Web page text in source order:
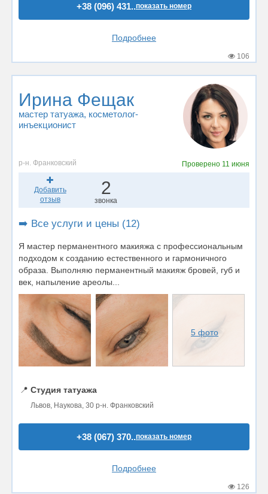
+38 (096) 431..показать номер
Подробнее
106
Ирина Фещак
мастер татуажа, косметолог-
инъекционист
р-н. Франковский Проверено 11 июня
Добавить
отзыв
2
звонка
➡️ Все услуги и цены (12)
Я мастер перманентного макияжа с профессиональным
подходом к созданию естественного и гармоничного
образа. Выполняю перманентный макияж бровей, губ и
век, напыление ареолы...
5 фото
📍 Студия татуажа
Львов, Наукова, 30 р-н. Франковский
+38 (067) 370..показать номер
Подробнее
126